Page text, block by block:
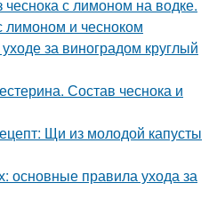
с лимоном на водке.
лимоном и чесноком
за виноградом круглый
Состав чеснока и
Щи из молодой капусты
основные правила ухода за